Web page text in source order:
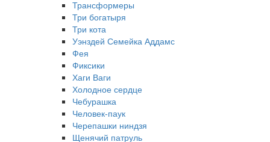
Трансформеры
Три богатыря
Три кота
Уэнздей Семейка Аддамс
Фея
Фиксики
Хаги Ваги
Холодное сердце
Чебурашка
Человек-паук
Черепашки ниндзя
Щенячий патруль